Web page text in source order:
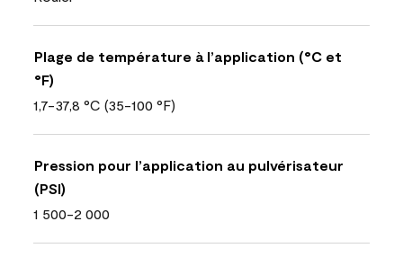
Plage de température à l’application (°C et
°F)
1,7-37,8 °C (35-100 °F)
Pression pour l’application au pulvérisateur
(PSI)
1 500-2 000